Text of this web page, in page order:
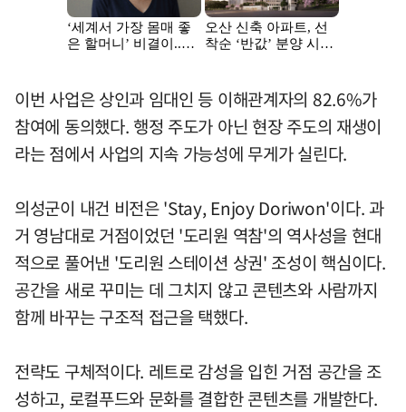
이번 사업은 상인과 임대인 등 이해관계자의 82.6%가
참여에 동의했다. 행정 주도가 아닌 현장 주도의 재생이
라는 점에서 사업의 지속 가능성에 무게가 실린다.
의성군이 내건 비전은 'Stay, Enjoy Doriwon'이다. 과
거 영남대로 거점이었던 '도리원 역참'의 역사성을 현대
적으로 풀어낸 '도리원 스테이션 상권' 조성이 핵심이다.
공간을 새로 꾸미는 데 그치지 않고 콘텐츠와 사람까지
함께 바꾸는 구조적 접근을 택했다.
전략도 구체적이다. 레트로 감성을 입힌 거점 공간을 조
성하고, 로컬푸드와 문화를 결합한 콘텐츠를 개발한다.